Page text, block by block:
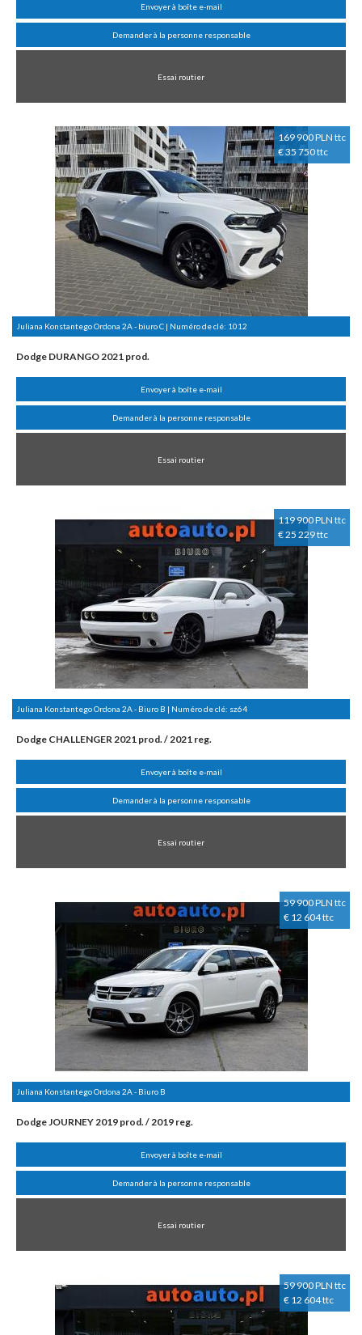
Envoyer à boîte e-mail
Demander à la personne responsable
Essai routier
169 900 PLN ttc
€ 35 750 ttc
Juliana Konstantego Ordona 2A - biuro C | Numéro de clé: 1012
Dodge DURANGO 2021 prod.
Envoyer à boîte e-mail
Demander à la personne responsable
Essai routier
119 900 PLN ttc
€ 25 229 ttc
Juliana Konstantego Ordona 2A - Biuro B | Numéro de clé: sz64
Dodge CHALLENGER 2021 prod. / 2021 reg.
Envoyer à boîte e-mail
Demander à la personne responsable
Essai routier
59 900 PLN ttc
€ 12 604 ttc
Juliana Konstantego Ordona 2A - Biuro B
Dodge JOURNEY 2019 prod. / 2019 reg.
Envoyer à boîte e-mail
Demander à la personne responsable
Essai routier
59 900 PLN ttc
€ 12 604 ttc